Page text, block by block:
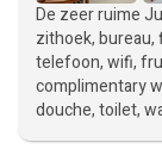
De zeer ruime
zithoek, bureau,
telefoon, wifi,
complimentary
douche, toilet,